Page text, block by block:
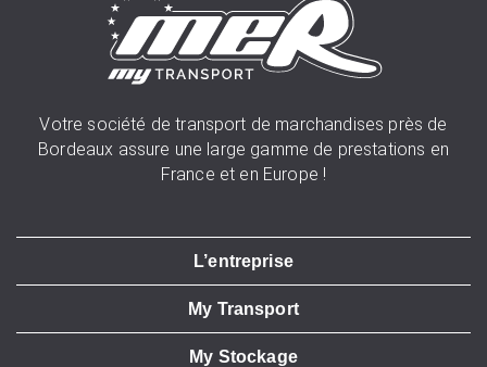
Votre société de transport de marchandises près de
Bordeaux assure une large gamme de prestations en
France et en Europe !
L’entreprise
My Transport
My Stockage